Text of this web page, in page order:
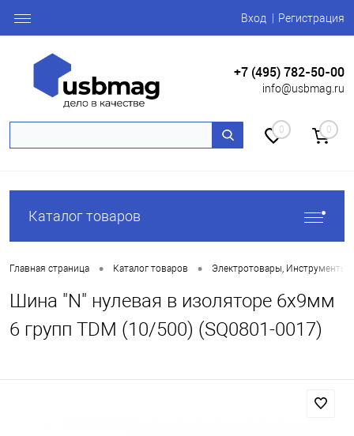
Вход Регистрация
+7 (495) 782-50-00
info@usbmag.ru
0 0
Каталог товаров
Главная страница • Каталог товаров • Электротовары, Инструменты
Шина "N" нулевая в изоляторе 6х9мм
6 групп TDM (10/500) (SQ0801-0017)